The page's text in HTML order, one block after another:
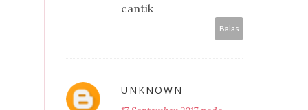
cantik
Balas
UNKNOWN